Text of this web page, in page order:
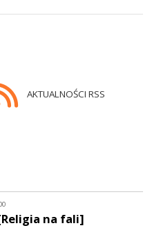
AKTUALNOŚCI RSS
na fali]